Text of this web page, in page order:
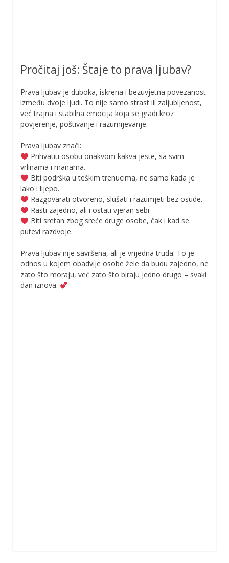
Pročitaj još: Štaje to prava ljubav?
Prava ljubav je duboka, iskrena i bezuvjetna povezanost
između dvoje ljudi. To nije samo strast ili zaljubljenost,
već trajna i stabilna emocija koja se gradi kroz
povjerenje, poštivanje i razumijevanje.
Prava ljubav znači:
Prihvatiti osobu onakvom kakva jeste, sa svim
vrlinama i manama.
Biti podrška u teškim trenucima, ne samo kada je
lako i lijepo.
Razgovarati otvoreno, slušati i razumjeti bez osude.
Rasti zajedno, ali i ostati vjeran sebi.
Biti sretan zbog sreće druge osobe, čak i kad se
putevi razdvoje.
Prava ljubav nije savršena, ali je vrijedna truda. To je
odnos u kojem obadvije osobe žele da budu zajedno, ne
zato što moraju, već zato što biraju jedno drugo – svaki
dan iznova.